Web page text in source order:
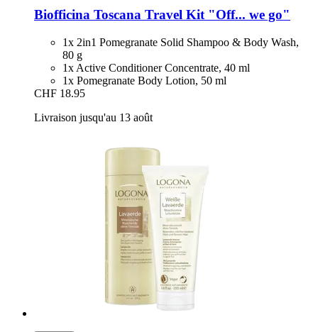
Biofficina Toscana Travel Kit "Off... we go"
1x 2in1 Pomegranate Solid Shampoo & Body Wash,
80 g
1x Active Conditioner Concentrate, 40 ml
1x Pomegranate Body Lotion, 50 ml
CHF 18.95
Livraison jusqu'au 13 août